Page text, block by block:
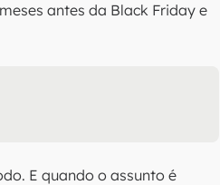
antes da Black Friday e
E quando o assunto é